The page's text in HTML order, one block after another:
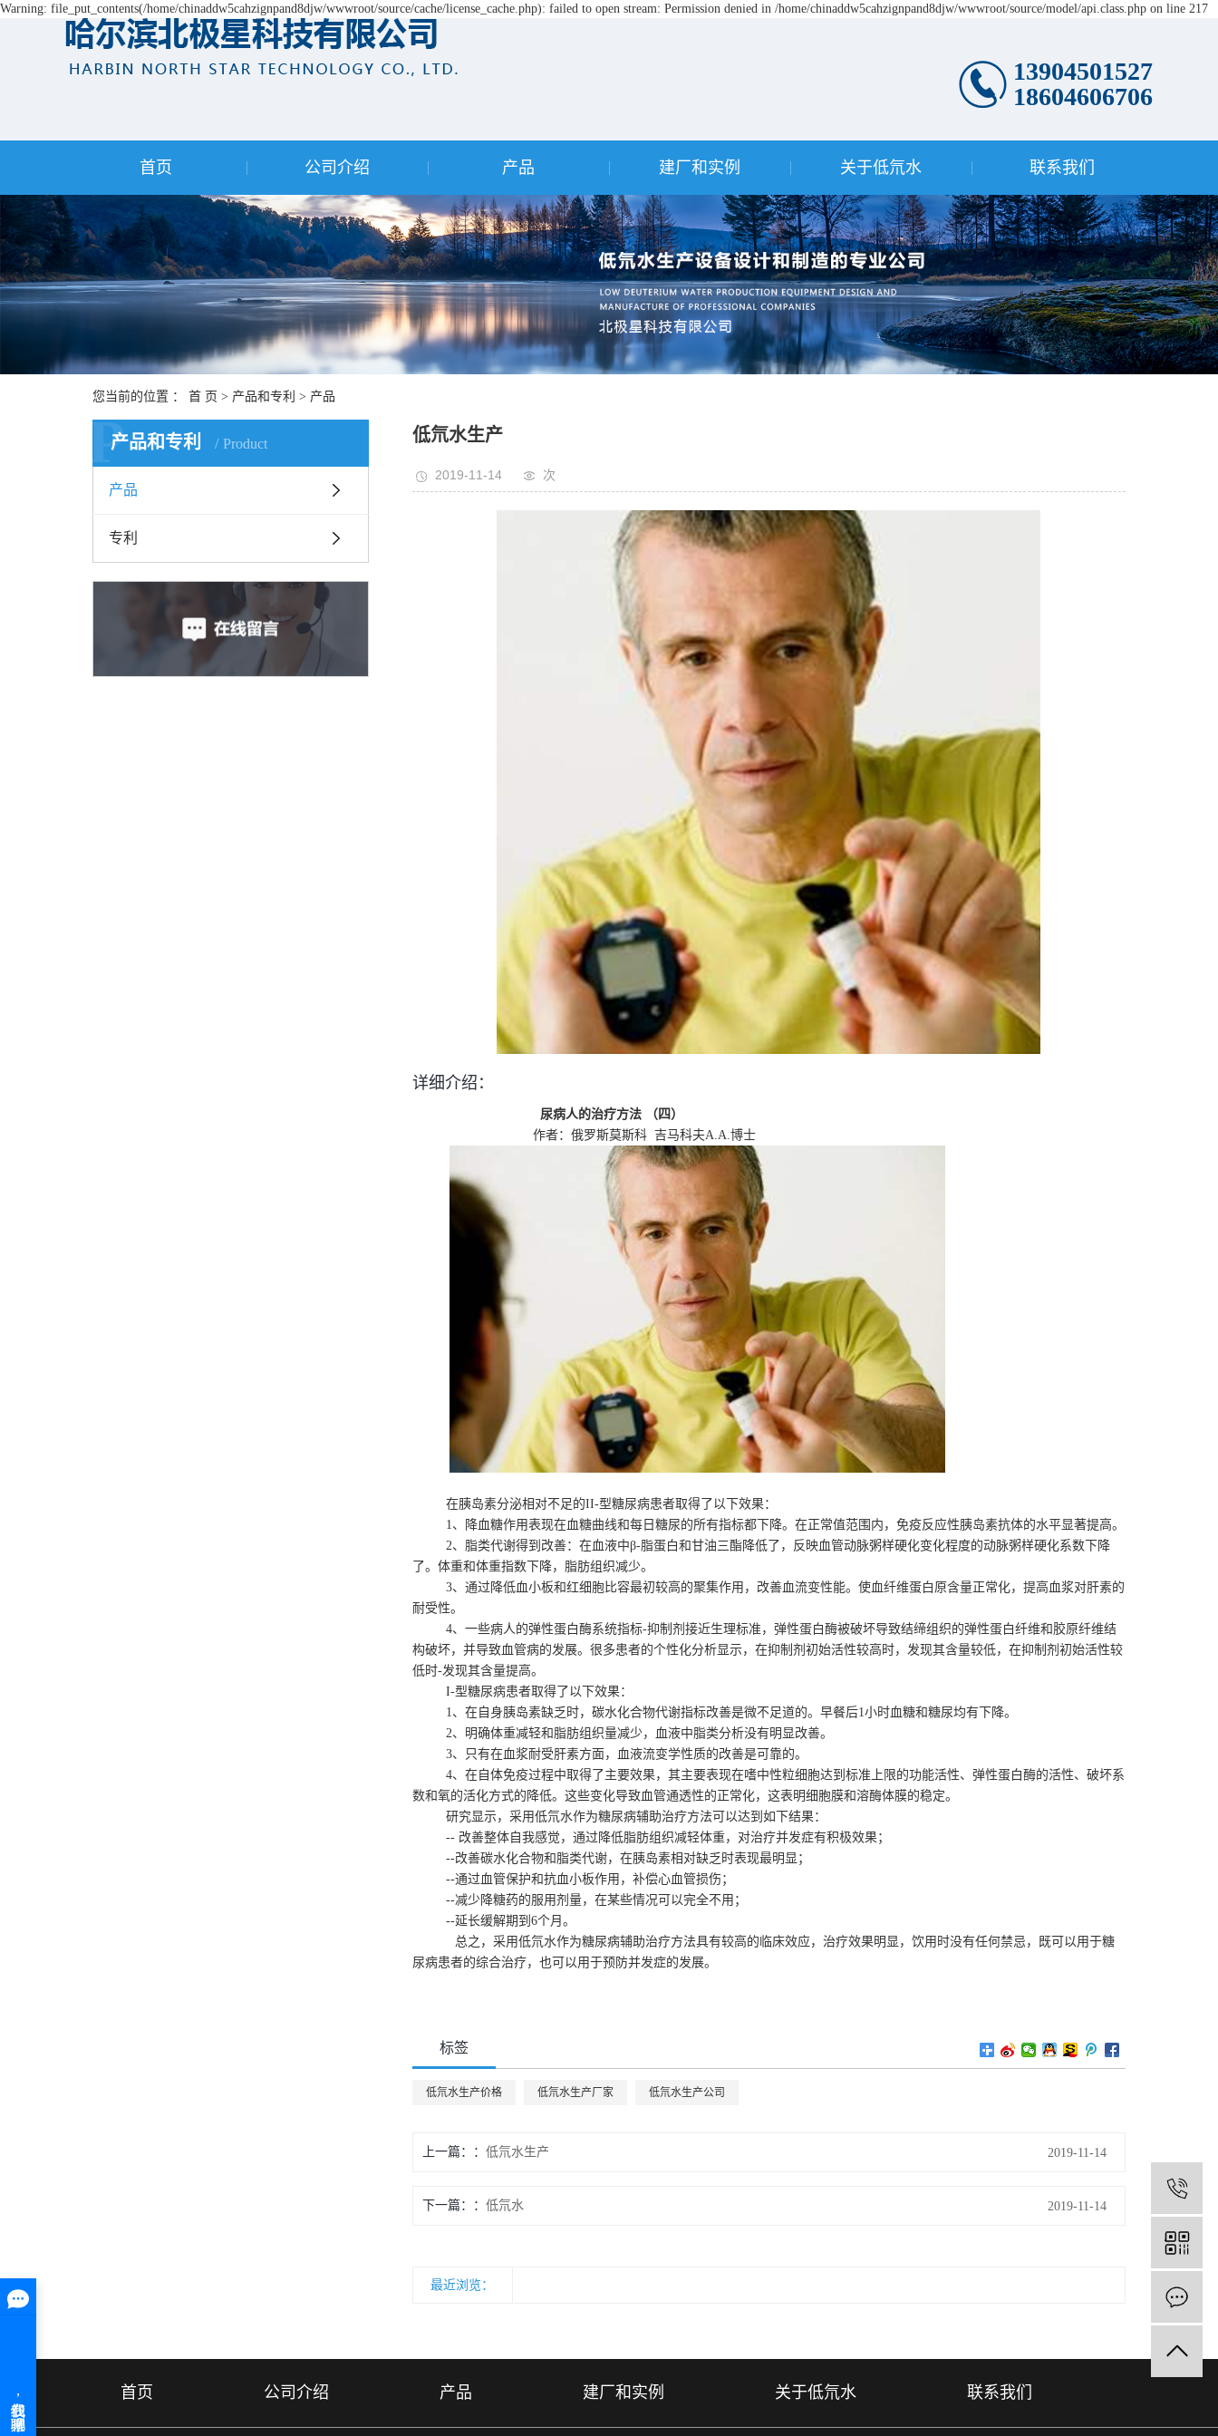
Warning: file_put_contents(/home/chinaddw5cahzignpand8djw/wwwroot/source/cache/license_cache.php): failed to open stream: Permission denied in /home/chinaddw5cahzignpand8djw/wwwroot/source/model/api.class.php on line 217
13904501527
18604606706
首页 公司介绍 产品 建厂和实例 关于低氘水 联系我们
您当前的位置 ： 首 页 > 产品和专利 > 产品
产品和专利 Product
P
产品
专利
低氘水生产
2019-11-14 次
详细介绍：
尿病人的治疗方法
（四）
作者：俄罗斯莫斯科 吉马科夫A.A.博士
在胰岛素分泌相对不足的II-型糖尿病患者取得了以下效果：
1、降血糖作用表现在血糖曲线和每日糖尿的所有指标都下降。在正常值范围内，免疫反应性胰岛素抗体的水平显著提高。
2、脂类代谢得到改善：在血液中β-脂蛋白和甘油三酯降低了，反映血管动脉粥样硬化变化程度的动脉粥样硬化系数下降
了。体重和体重指数下降，脂肪组织减少。
3、通过降低血小板和红细胞比容最初较高的聚集作用，改善血流变性能。使血纤维蛋白原含量正常化，提高血浆对肝素的
耐受性。
4、一些病人的弹性蛋白酶系统指标-抑制剂接近生理标准，弹性蛋白酶被破坏导致结缔组织的弹性蛋白纤维和胶原纤维结
构破坏，并导致血管病的发展。很多患者的个性化分析显示，在抑制剂初始活性较高时，发现其含量较低，在抑制剂初始活性较
低时-发现其含量提高。
I-型糖尿病患者取得了以下效果：
1、在自身胰岛素缺乏时，碳水化合物代谢指标改善是微不足道的。早餐后1小时血糖和糖尿均有下降。
2、明确体重减轻和脂肪组织量减少，血液中脂类分析没有明显改善。
3、只有在血浆耐受肝素方面，血液流变学性质的改善是可靠的。
4、在自体免疫过程中取得了主要效果，其主要表现在嗜中性粒细胞达到标准上限的功能活性、弹性蛋白酶的活性、破坏系
数和氧的活化方式的降低。这些变化导致血管通透性的正常化，这表明细胞膜和溶酶体膜的稳定。
研究显示，采用低氘水作为糖尿病辅助治疗方法可以达到如下结果：
-- 改善整体自我感觉，通过降低脂肪组织减轻体重，对治疗并发症有积极效果；
--改善碳水化合物和脂类代谢，在胰岛素相对缺乏时表现最明显；
--通过血管保护和抗血小板作用，补偿心血管损伤；
--减少降糖药的服用剂量，在某些情况可以完全不用；
--延长缓解期到 6个月。
总之，采用低氘水作为糖尿病辅助治疗方法具有较高的临床效应，治疗效果明显，饮用时没有任何禁忌，既可以用于糖
尿病患者的综合治疗，也可以用于预防并发症的发展。
标签
低氘水生产价格 低氘水生产厂家 低氘水生产公司
上一篇： 低氘水生产 2019-11-14
下一篇： 低氘水 2019-11-14
最近浏览：
首页 公司介绍 产品 建厂和实例 关于低氘水 联系我们